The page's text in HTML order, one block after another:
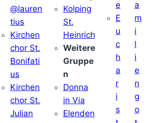
@lauren
tius
Kirchen
chor St.
Bonifati
us
Kirchen
chor St.
Julian
Kolping
St.
Heinrich
Weitere
Gruppe
n
Donna
in Via
Elenden
e
E
u
c
h
a
r
i
s
a
m
i
l
i
e
n
g
o